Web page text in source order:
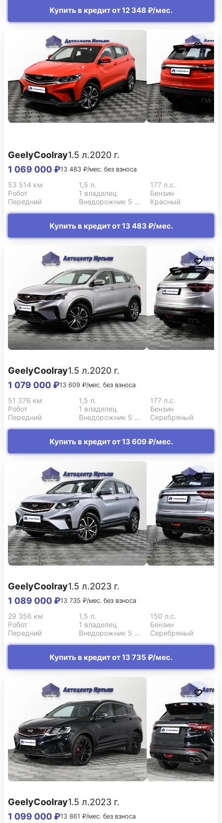
Купить в кредит от 12 348 ₽/мес.
GeelyCoolray1.5 л.2020 г.
1 069 000 ₽13 483 ₽/мес. без взноса
53 514 км 1,5 л.
177 л.с.
Робот
1 владелец
Бензин
Передний
Внедорожник 5 дв. Красный
Купить в кредит от 13 483 ₽/мес.
GeelyCoolray1.5 л.2020 г.
1 079 000 ₽13 609 ₽/мес. без взноса
51 376 км 1,5 л.
177 л.с.
Робот
1 владелец
Бензин
Передний
Внедорожник 5 дв. Серебряный
Купить в кредит от 13 609 ₽/мес.
GeelyCoolray1.5 л.2023 г.
1 089 000 ₽13 735 ₽/мес. без взноса
29 356 км 1,5 л.
150 л.с.
Робот
1 владелец
Бензин
Передний
Внедорожник 5 дв. Серебряный
Купить в кредит от 13 735 ₽/мес.
GeelyCoolray1.5 л.2023 г.
1 099 000 ₽13 861 ₽/мес. без взноса